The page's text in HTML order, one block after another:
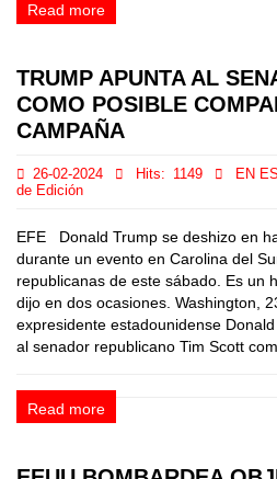
Read more
TRUMP APUNTA AL
COMO POSIBLE
CAMPAÑA
26-02-2024 Hits: 1149 EN
de Edición
EFE Donald Trump se deshizo en
durante un evento en Carolina del
republicanas de este sábado. Es un
dijo en dos ocasiones. Washington,
expresidente estadounidense
al senador republicano Tim Scott
Read more